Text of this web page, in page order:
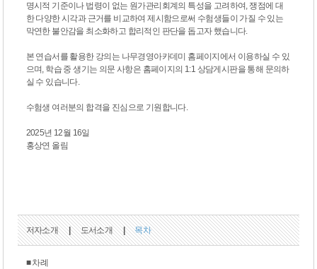
명시적 기준이나 법령이 없는 원가관리회계의 특성을 고려하여, 쟁점에 대
한 다양한 시각과 근거를 비교하여 제시함으로써 수험생들이 가질 수 있는
막연한 불안감을 최소화하고 합리적인 판단을 돕고자 했습니다.
본 연습서를 활용한 강의는 나무경영아카데미 홈페이지에서 이용하실 수 있
으며, 학습 중 생기는 의문 사항은 홈페이지의 1:1 상담게시판을 통해 문의하
실 수 있습니다.
수험생 여러분의 합격을 진심으로 기원합니다.
2025년 12월 16일
홍상연 올림
저자소개 | 도서소개 | 목차
■ 차례